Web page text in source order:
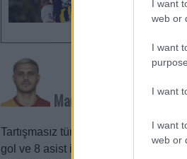
I want
web or
I want
I want
I want
web or
Mauro Icardi / 308
Tartışmasız tüm Galatasaraylıların
gol ve 8 asist ile yine müthiş bir